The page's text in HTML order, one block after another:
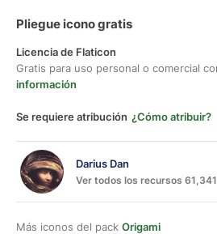
Pliegue icono gratis
Licencia de Flaticon
Gratis para uso personal o comercial
información
Se requiere atribución ¿Cómo atribuir?
Darius Dan
Ver todos los recursos 61,341
Más iconos del pack Origami